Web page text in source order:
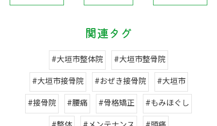
関連タグ
#大垣市整体院
#大垣市整骨院
#大垣市接骨院
#おぜき接骨院
#大垣市
#接骨院
#腰痛 #骨格矯正
#もみほぐし